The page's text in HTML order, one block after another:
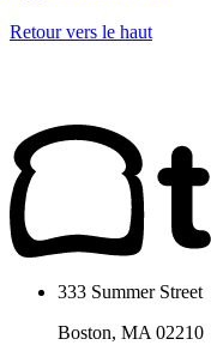
Retour vers le haut
333 Summer Street
Boston, MA 02210